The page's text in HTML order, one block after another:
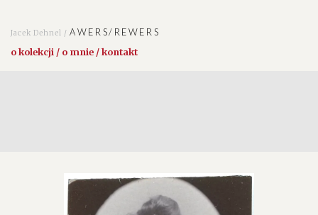
Jacek Dehnel /AWERS/REWERS
o kolekcji / o mnie / kontakt